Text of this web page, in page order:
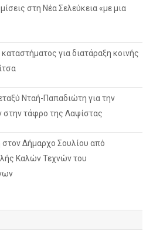
στη Νέα Σελεύκεια «με μια
για διατάραξη κοινής
Νταή-Παπαδιώτη για την
τάφρο της Λαψίστας
στον Δήμαρχο Σουλίου από
Καλών Τεχνών του